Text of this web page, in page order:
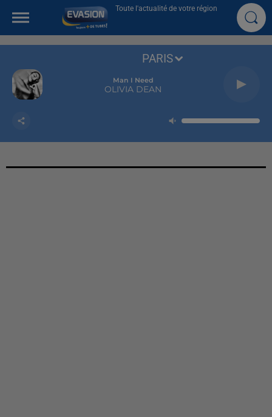
Toute l'actualité de votre région
Man I Need
OLIVIA DEAN
PARIS